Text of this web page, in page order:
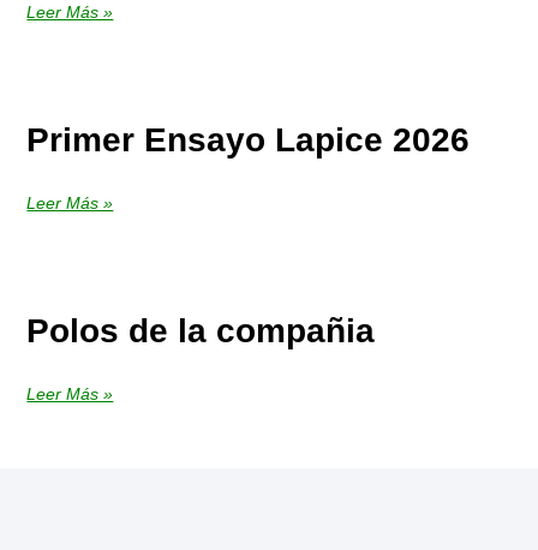
Leer Más »
Primer Ensayo Lapice 2026
Leer Más »
Polos de la compañia
Leer Más »